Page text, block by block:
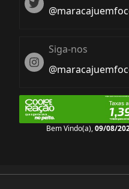
Twiter
Instagram
Siga-nos
Bem Vindo(a),09/08/